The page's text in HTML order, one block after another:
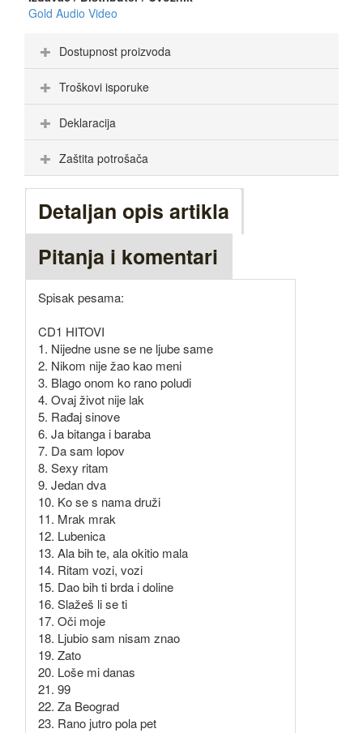
Gold Audio Video
Dostupnost proizvoda
Troškovi isporuke
Deklaracija
Zaštita potrošača
Detaljan opis artikla
Pitanja i komentari
Spisak pesama:
CD1 HITOVI
1. Nijedne usne se ne ljube same
2. Nikom nije žao kao meni
3. Blago onom ko rano poludi
4. Ovaj život nije lak
5. Rađaj sinove
6. Ja bitanga i baraba
7. Da sam lopov
8. Sexy ritam
9. Jedan dva
10. Ko se s nama druži
11. Mrak mrak
12. Lubenica
13. Ala bih te, ala okitio mala
14. Ritam vozi, vozi
15. Dao bih ti brda i doline
16. Slažeš li se ti
17. Oči moje
18. Ljubio sam nisam znao
19. Zato
20. Loše mi danas
21. 99
22. Za Beograd
23. Rano jutro pola pet